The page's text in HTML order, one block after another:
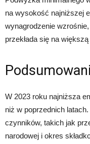
na wysokość najniższej
wynagrodzenie
przekłada się na
W 2023 roku najniższa
niż w poprzednich
czynników, takich jak
narodowej i okres